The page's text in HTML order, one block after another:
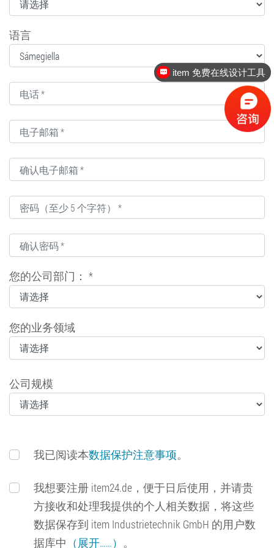
语言
您的公司部门： *
您的业务领域
公司规模
我已阅读本数据保护注意事项。
我想要注册 item24.de，便于日后使用，并请贵
方接收和处理我提供的个人相关数据，将这些
数据保存到 item Industrietechnik GmbH 的用户数
据库中 （展开……） 。
item 免费在线设计工具